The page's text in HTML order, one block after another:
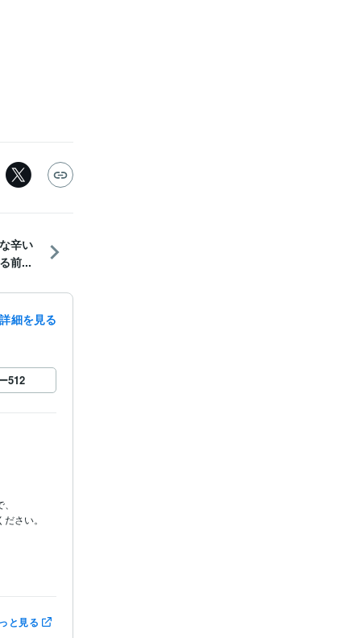
辛い
前...
細を見る
512
さい。
と見る